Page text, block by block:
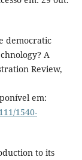
democratic
A
Review,
em:
1540-
to its